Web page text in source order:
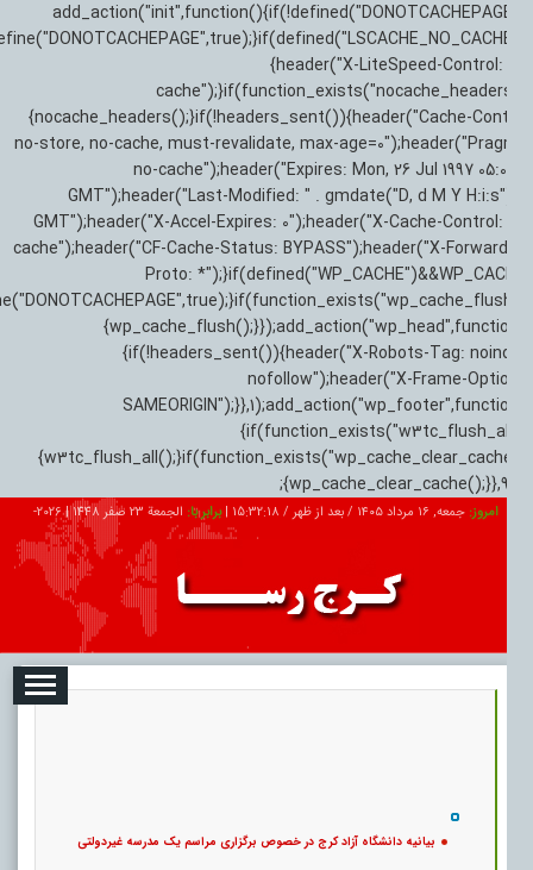
{header("X-LiteSpeed-
{nocache_headers();}if(!headers_sent()){header("Cache-
no-store, no-cache, must-revalidate, max-
no-cache");header("Expires: Mon, 26 Jul 1997
GMT");header("Last-Modified: " . gmdate("D, d M Y
GMT");header("X-Accel-Expires: 0");header("X-Cache-
cache");header("CF-Cache-Status: BYPASS");header("X-
Proto:
{if(!headers_sent()){header("X-Robots-Tag:
nofollow");header("X-Frame-
امروز:جمعه, ۱۶ مرداد ۱۴۰۵ / بعد از ظهر / 15:32:19
|برابر با:الجمعة 23 صفر 1448 |
2026-
درباره ما ارتباط با ما RSS
بیانیه دانشگاه آزاد کرج در خصوص برگزاری مراسم یک مدرسه غیردولتی